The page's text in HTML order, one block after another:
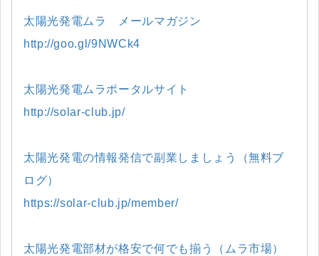
太陽光発電ムラ メールマガジン
http://goo.gl/9NWCk4
太陽光発電ムラポータルサイト
http://solar-club.jp/
太陽光発電の情報発信で副業しましょう（無料ブ
ログ）
https://solar-club.jp/member/
太陽光発電部材が格安で何でも揃う（ムラ市場）